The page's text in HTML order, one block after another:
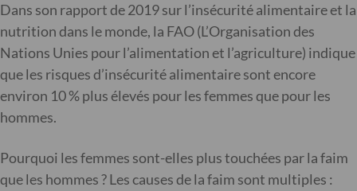
Dans son rapport de 2019 sur l’insécurité alimentaire et la
nutrition dans le monde, la FAO (L’Organisation des
Nations Unies pour l’alimentation et l’agriculture) indique
que les risques d’insécurité alimentaire sont encore
environ 10 % plus élevés pour les femmes que pour les
hommes.
Pourquoi les femmes sont-elles plus touchées par la faim
que les hommes ? Les causes de la faim sont multiples :